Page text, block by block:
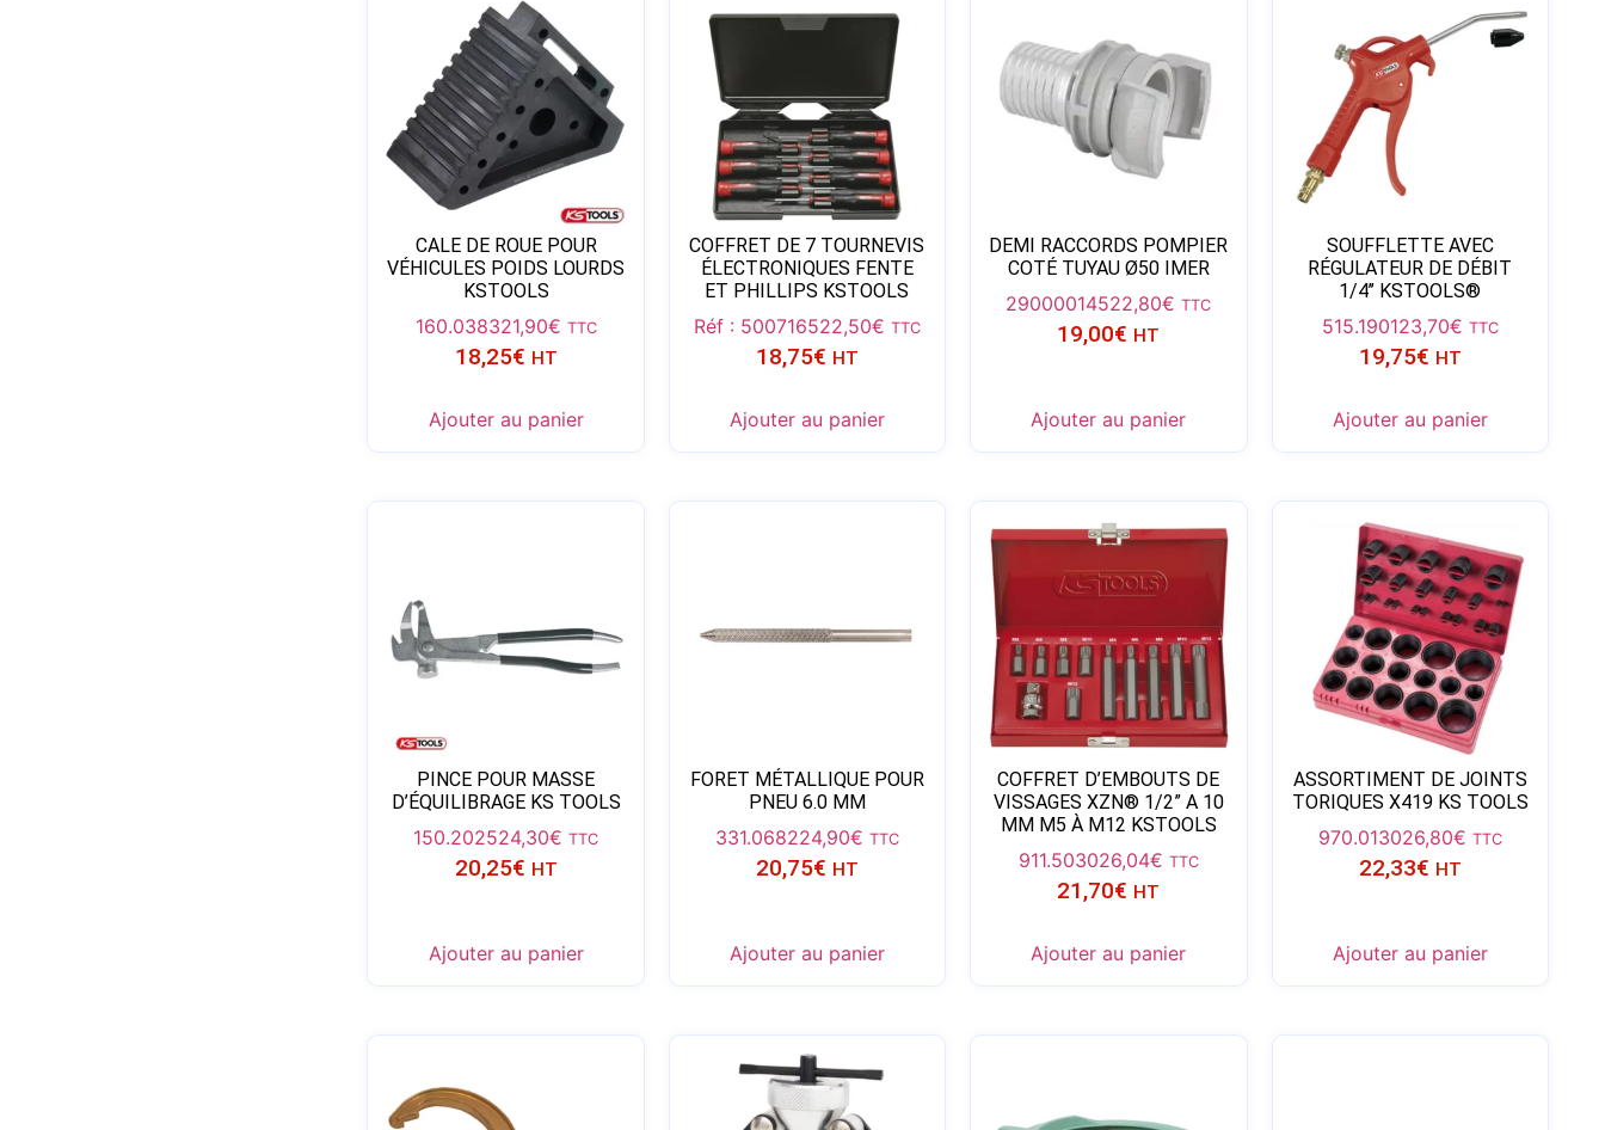
CALE DE ROUE POUR
VÉHICULES POIDS LOURDS
KSTOOLS
160.038321,90€ TTC
18,25€ HT
Ajouter au panier
COFFRET DE 7 TOURNEVIS
ÉLECTRONIQUES FENTE
ET PHILLIPS KSTOOLS
Réf : 500716522,50€ TTC
18,75€ HT
Ajouter au panier
DEMI RACCORDS POMPIER
COTÉ TUYAU Ø50 IMER
29000014522,80€ TTC
19,00€ HT
Ajouter au panier
SOUFFLETTE AVEC
RÉGULATEUR DE DÉBIT
1/4’’ KSTOOLS®
515.190123,70€ TTC
19,75€ HT
Ajouter au panier
PINCE POUR MASSE
D’ÉQUILIBRAGE KS TOOLS
150.202524,30€ TTC
20,25€ HT
Ajouter au panier
FORET MÉTALLIQUE POUR
PNEU 6.0 MM
331.068224,90€ TTC
20,75€ HT
Ajouter au panier
COFFRET D’EMBOUTS DE
VISSAGES XZN® 1/2” A 10
MM M5 À M12 KSTOOLS
911.503026,04€ TTC
21,70€ HT
Ajouter au panier
ASSORTIMENT DE JOINTS
TORIQUES X419 KS TOOLS
970.013026,80€ TTC
22,33€ HT
Ajouter au panier